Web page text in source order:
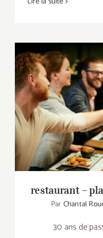
restaurant –
restaurant –
Par Chantal
30 ans de